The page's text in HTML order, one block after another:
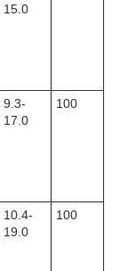
15.0
9.3-
17.0
100
10.4-
19.0
100